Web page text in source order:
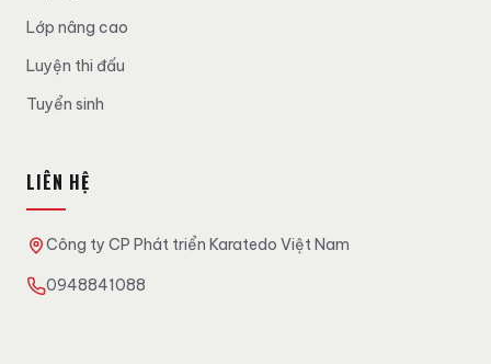
Lớp nâng cao
Luyện thi đấu
Tuyển sinh
LIÊN HỆ
Công ty CP Phát triển Karatedo Việt Nam
0948841088